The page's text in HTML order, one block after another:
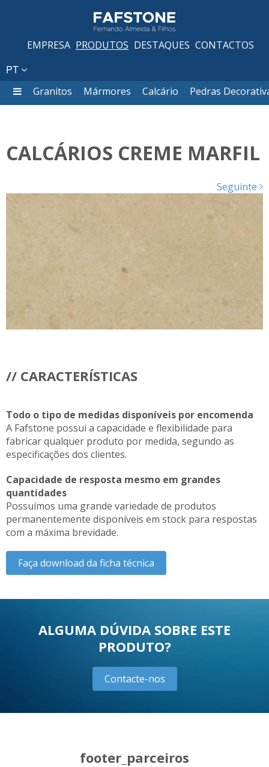
EMPRESA PRODUTOS DESTAQUES CONTACTOS
PT
Granitos Mármores Calcário Pedras
CALCÁRIOS CREME MARFIL
Seguinte
// CARACTERÍSTICAS
Todo o tipo de medidas disponíveis por encomenda
A Fafstone possui a capacidade e flexibilidade para
fabricar qualquer produto por medida, segundo as
especificações dos clientes.
Capacidade de resposta mesmo em grandes
quantidades
Possuímos uma grande variedade de produtos
permanentemente disponíveis em stock para respostas
com a máxima brevidade.
Faça download da ficha técnica
ALGUMA DÚVIDA SOBRE ESTE
PRODUTO?
Contacte-nos
footer_parceiros